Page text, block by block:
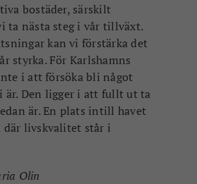
bostäder, särskilt
ta nästa steg i vår tillväxt.
kan vi förstärka det
styrka. För Karlshamns
i att försöka bli något
är. Den ligger i att fullt ut ta
är. En plats intill havet
där livskvalitet står i
Olin